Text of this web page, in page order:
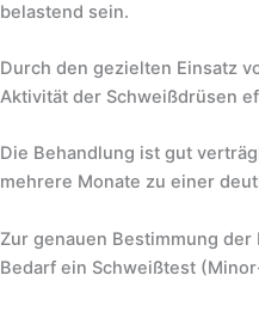
belastend sein.
Durch den gezielten Einsatz
Aktivität der Schweißdrüsen
Die Behandlung ist gut
mehrere Monate zu einer
Zur genauen Bestimmung
Bedarf ein Schweißtest